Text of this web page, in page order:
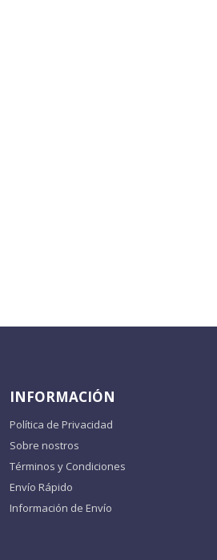
INFORMACIÓN
Política de Privacidad
Sobre nostros
Términos y Condiciones
Envío Rápido
Información de Envío